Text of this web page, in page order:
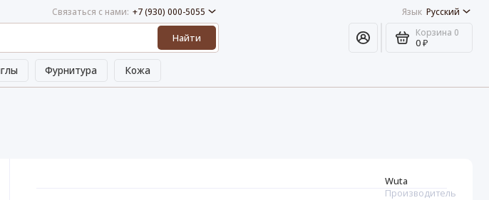
Связаться с нами: +7 (930) 000-5055 Язык Русский
Найти Корзина 0
0 ₽
Фурнитура Кожа
Wuta
Производитель